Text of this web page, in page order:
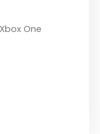
más
nuevos
Xbox One